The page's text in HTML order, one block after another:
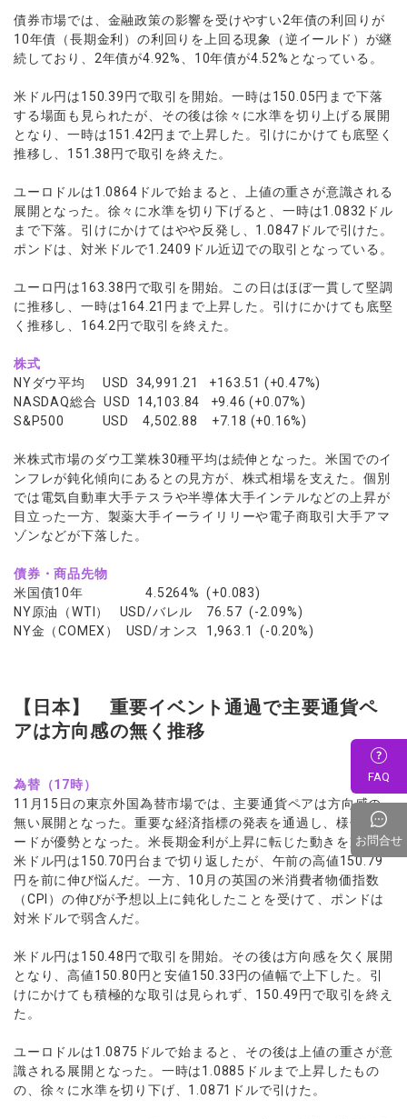
休眠口座と凍結口座
よくあるご質問
Русский
Español
Tiếng Việt
デモ口座を開設する
法人のお客様はこちら
債券市場では、金融政策の影響を受けやすい2年債の利回りが
10年債（長期金利）の利回りを上回る現象（逆イールド）が継
続しており、2年債が4.92%、10年債が4.52%となっている。
米ドル円は150.39円で取引を開始。一時は150.05円まで下落
する場面も見られたが、その後は徐々に水準を切り上げる展開
となり、一時は151.42円まで上昇した。引けにかけても底堅く
推移し、151.38円で取引を終えた。
ユーロドルは1.0864ドルで始まると、上値の重さが意識される
展開となった。徐々に水準を切り下げると、一時は1.0832ドル
まで下落。引けにかけてはやや反発し、1.0847ドルで引けた。
ポンドは、対米ドルで1.2409ドル近辺での取引となっている。
ユーロ円は163.38円で取引を開始。この日はほぼ一貫して堅調
に推移し、一時は164.21円まで上昇した。引けにかけても底堅
く推移し、164.2円で取引を終えた。
株式
NYダウ平均 USD 34,991.21 +163.51 (+0.47%)
NASDAQ総合 USD 14,103.84 +9.46 (+0.07%)
S&P500 USD 4,502.88 +7.18 (+0.16%)
米株式市場のダウ工業株30種平均は続伸となった。米国でのイ
ンフレが鈍化傾向にあるとの見方が、株式相場を支えた。個別
では電気自動車大手テスラや半導体大手インテルなどの上昇が
目立った一方、製薬大手イーライリリーや電子商取引大手アマ
ゾンなどが下落した。
債券・商品先物
米国債10年 4.5264% (+0.083)
NY原油（WTI） USD/バレル 76.57 (-2.09%)
NY金（COMEX） USD/オンス 1,963.1 (-0.20%)
【日本】 重要イベント通過で主要通貨ペ
アは方向感の無く推移
為替（17時）
11月15日の東京外国為替市場では、主要通貨ペアは方向感の
無い展開となった。重要な経済指標の発表を通過し、様子見ム
ードが優勢となった。米長期金利が上昇に転じた動きを支えに
米ドル円は150.70円台まで切り返したが、午前の高値150.79
円を前に伸び悩んだ。一方、10月の英国の米消費者物価指数
（CPI）の伸びが予想以上に鈍化したことを受けて、ポンドは
対米ドルで弱含んだ。
米ドル円は150.48円で取引を開始。その後は方向感を欠く展開
となり、高値150.80円と安値150.33円の値幅で上下した。引
けにかけても積極的な取引は見られず、150.49円で取引を終え
た。
ユーロドルは1.0875ドルで始まると、その後は上値の重さが意
識される展開となった。一時は1.0885ドルまで上昇したもの
の、徐々に水準を切り下げ、1.0871ドルで引けた。
FAQ
お問合せ